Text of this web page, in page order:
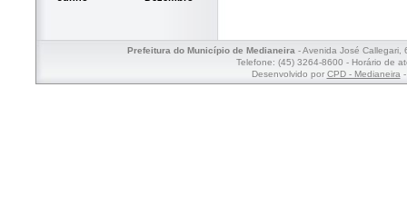
Prefeitura do Município de Medianeira- Avenida José Callegari,
Telefone: (45) 3264-8600 - Horário de
Desenvolvido por CPD - Medianeira-